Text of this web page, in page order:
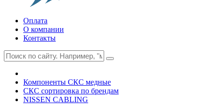
Оплата
О компании
Контакты
Компоненты СКС медные
СКС сортировка по брендам
NISSEN CABLING